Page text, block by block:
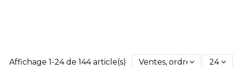
Affichage 1-24 de 144 article(s) Ventes, ordre décroissant
24